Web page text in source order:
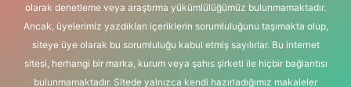
olarak denetleme veya araştırma yükümlülüğümüz bulunmamaktadır.
Ancak, üyelerimiz yazdıkları içeriklerin sorumluluğunu taşımakta olup,
siteye üye olarak bu sorumluluğu kabul etmiş sayılırlar. Bu internet
sitesi, herhangi bir marka, kurum veya şahıs şirketi ile hiçbir bağlantısı
bulunmamaktadır. Sitede yalnızca kendi hazırladığımız makaleler